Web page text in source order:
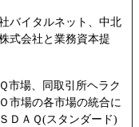
バイタルネット、中北
式会社と業務資本提
市場、同取引所ヘラク
市場の各市場の統合に
ＤＡＱ(スタンダード)